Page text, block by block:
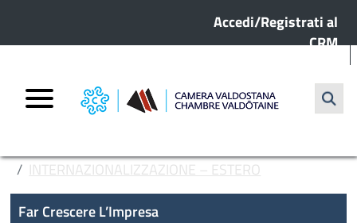
Menu profilo utente
Accedi/Registrati al
CRM
Cerca
INTERNAZIONALIZZAZIONE – ESTERO
RICERCA PARTNER COMMERCIALI
Far crescere l'impresa
Far Crescere L’Impresa